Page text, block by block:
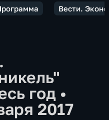
Вести.
год •
2017